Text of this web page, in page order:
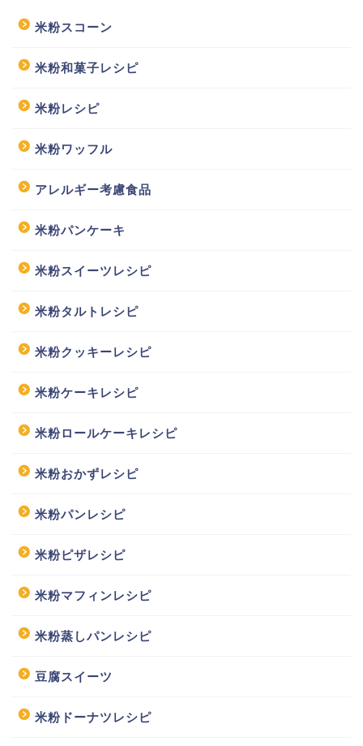
米粉スコーン
米粉和菓子レシピ
米粉レシピ
米粉ワッフル
アレルギー考慮食品
米粉パンケーキ
米粉スイーツレシピ
米粉タルトレシピ
米粉クッキーレシピ
米粉ケーキレシピ
米粉ロールケーキレシピ
米粉おかずレシピ
米粉パンレシピ
米粉ピザレシピ
米粉マフィンレシピ
米粉蒸しパンレシピ
豆腐スイーツ
米粉ドーナツレシピ